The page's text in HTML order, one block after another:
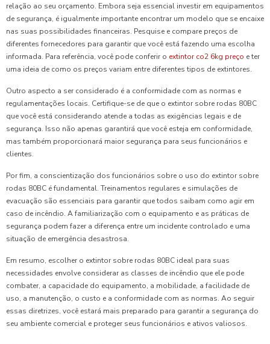
relação ao seu orçamento. Embora seja essencial investir em equipamentos
de segurança, é igualmente importante encontrar um modelo que se encaixe
nas suas possibilidades financeiras. Pesquise e compare preços de
diferentes fornecedores para garantir que você está fazendo uma escolha
informada. Para referência, você pode conferir o extintor co2 6kg preço e ter
uma ideia de como os preços variam entre diferentes tipos de extintores.
Outro aspecto a ser considerado é a conformidade com as normas e
regulamentações locais. Certifique-se de que o extintor sobre rodas 80BC
que você está considerando atende a todas as exigências legais e de
segurança. Isso não apenas garantirá que você esteja em conformidade,
mas também proporcionará maior segurança para seus funcionários e
clientes.
Por fim, a conscientização dos funcionários sobre o uso do extintor sobre
rodas 80BC é fundamental. Treinamentos regulares e simulações de
evacuação são essenciais para garantir que todos saibam como agir em
caso de incêndio. A familiarização com o equipamento e as práticas de
segurança podem fazer a diferença entre um incidente controlado e uma
situação de emergência desastrosa.
Em resumo, escolher o extintor sobre rodas 80BC ideal para suas
necessidades envolve considerar as classes de incêndio que ele pode
combater, a capacidade do equipamento, a mobilidade, a facilidade de
uso, a manutenção, o custo e a conformidade com as normas. Ao seguir
essas diretrizes, você estará mais preparado para garantir a segurança do
seu ambiente comercial e proteger seus funcionários e ativos valiosos.